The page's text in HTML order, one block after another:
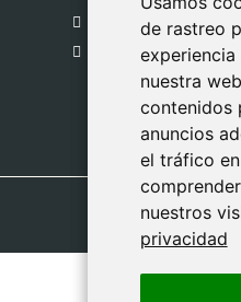
de rastreo
nuestra
contenidos
anuncios
el tráfico
nuestros
privacidad
de rastreo
nuestra
contenidos
anuncios
el tráfico
nuestros
privacidad
918 459 877
Lunes a Viernes
09:00 - 13:00